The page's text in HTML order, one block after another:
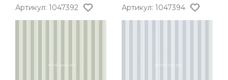
Артикул: 1047392 Артикул: 1047394